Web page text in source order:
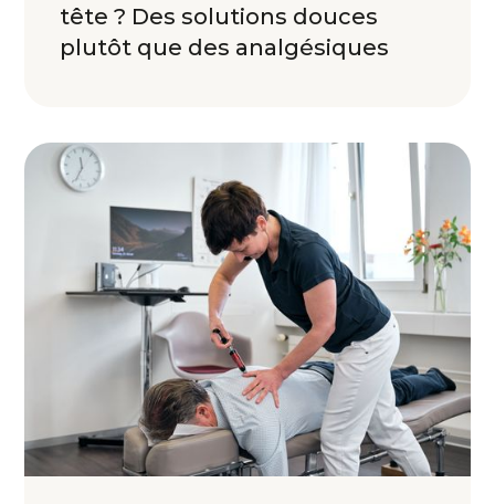
tête ? Des solutions douces
plutôt que des analgésiques